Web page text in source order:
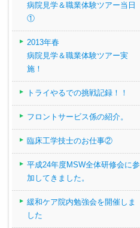
病院見学＆職業体験ツアー当日
①
2013年春
病院見学＆職業体験ツアー実
施！
トライやるでの挑戦記録！！
フロントサービス係の紹介。
臨床工学技士のお仕事②
平成24年度MSW全体研修会に参
加してきました。
緩和ケア院内勉強会を開催しま
した